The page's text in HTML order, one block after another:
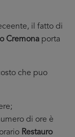
il fatto di
Cremona porta
che puo
di ore è
Restauro